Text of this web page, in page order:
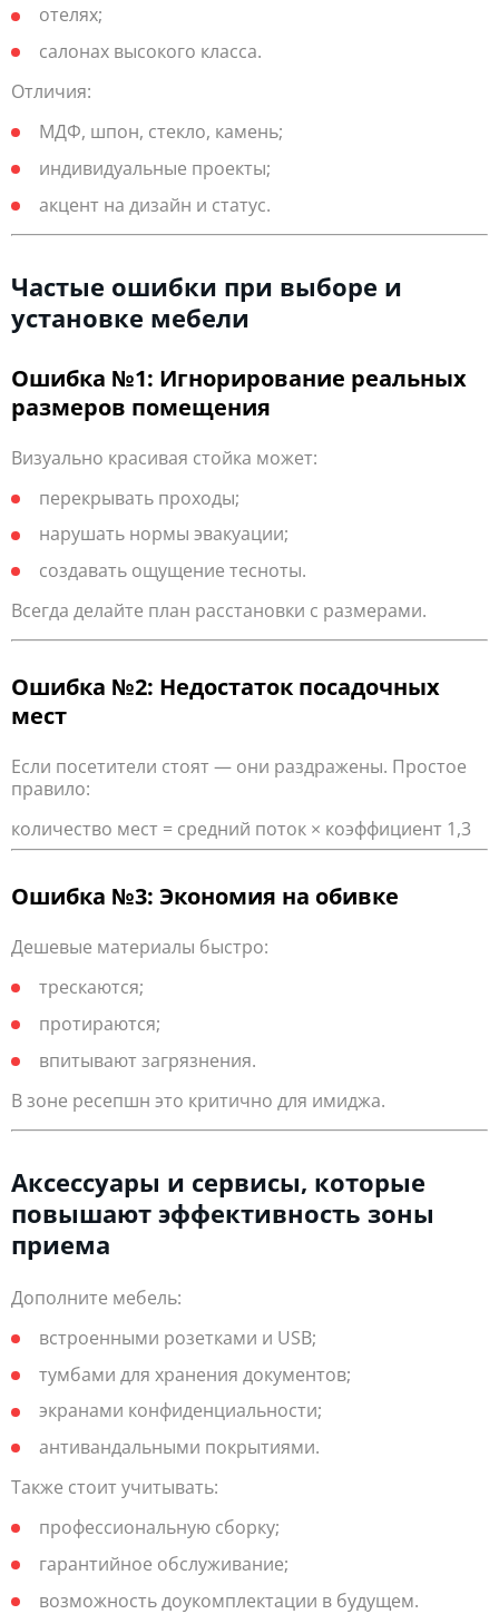
отелях;
салонах высокого класса.
Отличия:
МДФ, шпон, стекло, камень;
индивидуальные проекты;
акцент на дизайн и статус.
Частые ошибки при выборе и
установке мебели
Ошибка №1: Игнорирование реальных
размеров помещения
Визуально красивая стойка может:
перекрывать проходы;
нарушать нормы эвакуации;
создавать ощущение тесноты.
Всегда делайте план расстановки с размерами.
Ошибка №2: Недостаток посадочных
мест
Если посетители стоят — они раздражены. Простое
правило:
количество мест = средний поток × коэффициент 1,3
Ошибка №3: Экономия на обивке
Дешевые материалы быстро:
трескаются;
протираются;
впитывают загрязнения.
В зоне ресепшн это критично для имиджа.
Аксессуары и сервисы, которые
повышают эффективность зоны
приема
Дополните мебель:
встроенными розетками и USB;
тумбами для хранения документов;
экранами конфиденциальности;
антивандальными покрытиями.
Также стоит учитывать:
профессиональную сборку;
гарантийное обслуживание;
возможность доукомплектации в будущем.